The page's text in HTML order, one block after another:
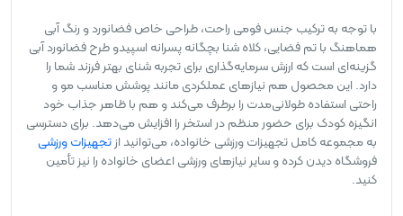
با توجه به ترکیب جنس فومی راحت، طراحی خاص فضانورد و رنگ آبی
هماهنگ با تم فضایی، کلاه شنا بچگانه پسرانه اسپیدو طرح فضانورد آبی
گزینه‌ای است که ارزش سرمایه‌گذاری برای تجربه شنای بهتر فرزند شما را
دارد. این محصول هم نیازهای عملکردی مانند پوشش مناسب مو و
راحتی استفاده طولانی‌مدت را برطرف می‌کند و هم با ظاهر جذاب خود
انگیزه کودک برای حضور منظم در استخر را افزایش می‌دهد. برای دسترسی
به مجموعه کامل تجهیزات ورزشی خانواده، می‌توانید ازتجهیزات ورزشی
فروشگاه دیدن کرده و سایر نیازهای ورزشی اعضای خانواده را نیز تأمین
کنید.